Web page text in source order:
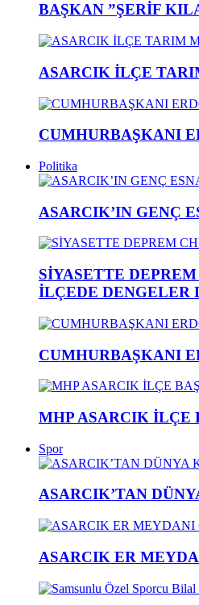
BAŞKAN ”ŞERİF
ASARCIK İLÇE
CUMHURBAŞKANI
Politika
ASARCIK’IN GENÇ
SİYASETTE
İLÇEDE DENGELER
CUMHURBAŞKANI
MHP ASARCIK İLÇE
Spor
ASARCIK’TAN
ASARCIK ER